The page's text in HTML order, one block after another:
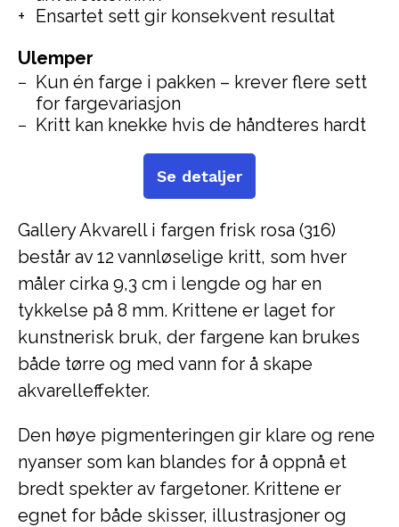
Gallery Akvarell i fargen frisk rosa (316)
består av 12 vannløselige kritt, som hver
måler cirka 9,3 cm i lengde og har en
tykkelse på 8 mm. Krittene er laget for
kunstnerisk bruk, der fargene kan brukes
både tørre og med vann for å skape
akvarelleffekter.
Den høye pigmenteringen gir klare og rene
nyanser som kan blandes for å oppnå et
bredt spekter av fargetoner. Krittene er
egnet for både skisser, illustrasjoner og
Ensartet sett gir konsekvent resultat
Ulemper
Kun én farge i pakken – krever flere sett
for fargevariasjon
Kritt kan knekke hvis de håndteres hardt
Se detaljer